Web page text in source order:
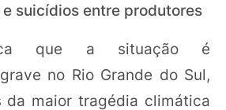
suicídios entre produtores
que a situação é
no Rio Grande do Sul,
da maior tragédia climática